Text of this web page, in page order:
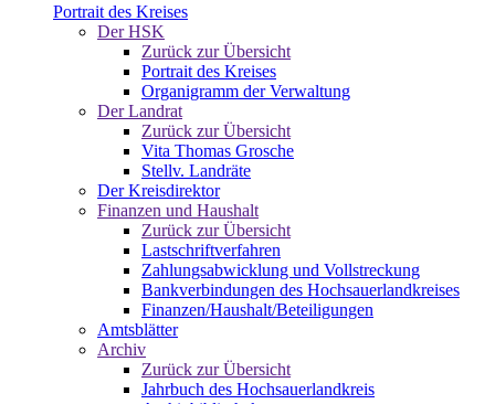
Portrait des Kreises
Der HSK
Zurück zur Übersicht
Portrait des Kreises
Organigramm der Verwaltung
Der Landrat
Zurück zur Übersicht
Vita Thomas Grosche
Stellv. Landräte
Der Kreisdirektor
Finanzen und Haushalt
Zurück zur Übersicht
Lastschriftverfahren
Zahlungsabwicklung und Vollstreckung
Bankverbindungen des Hochsauerlandkreises
Finanzen/Haushalt/Beteiligungen
Amtsblätter
Archiv
Zurück zur Übersicht
Jahrbuch des Hochsauerlandkreis